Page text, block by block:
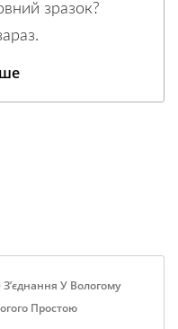
зразок?
У Вологому
Простою